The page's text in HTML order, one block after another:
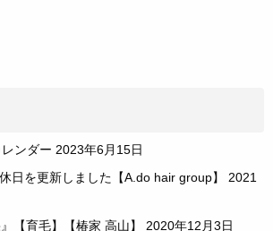
ンダー 2023年6月15日
日を更新しました【A.do hair group】
2021
【育毛】【椿家 高山】
2020年12月3日